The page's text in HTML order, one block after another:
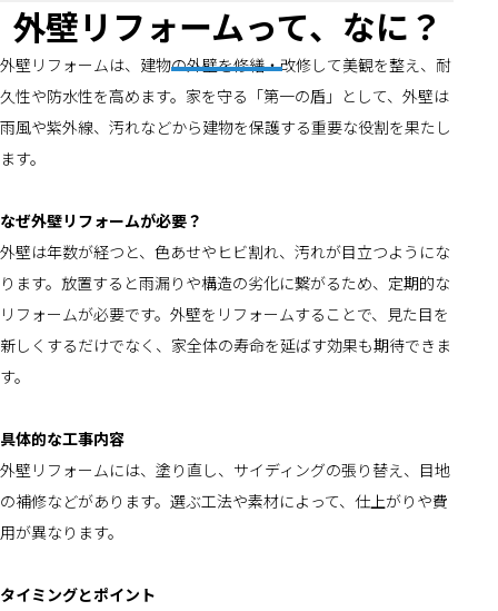
外壁リフォームって、なに？
外壁リフォームは、建物の外壁を修繕・改修して美観を整え、耐
久性や防水性を高めます。家を守る「第一の盾」として、外壁は
雨風や紫外線、汚れなどから建物を保護する重要な役割を果たし
ます。
なぜ外壁リフォームが必要？
外壁は年数が経つと、色あせやヒビ割れ、汚れが目立つようにな
ります。放置すると雨漏りや構造の劣化に繋がるため、定期的な
リフォームが必要です。外壁をリフォームすることで、見た目を
新しくするだけでなく、家全体の寿命を延ばす効果も期待できま
す。
具体的な工事内容
外壁リフォームには、塗り直し、サイディングの張り替え、目地
の補修などがあります。選ぶ工法や素材によって、仕上がりや費
用が異なります。
タイミングとポイント